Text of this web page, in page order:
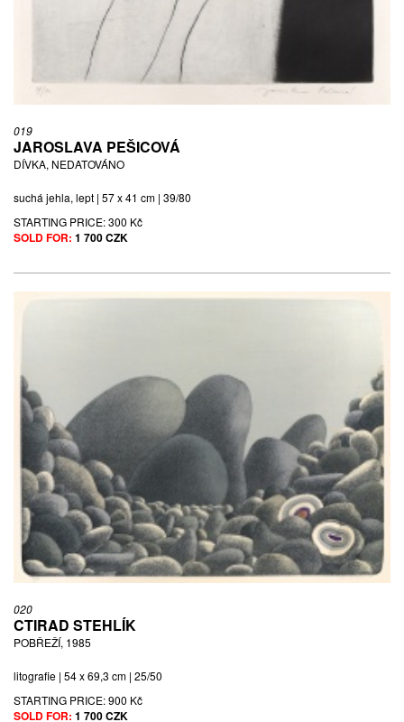
019
JAROSLAVA PEŠICOVÁ
DÍVKA, NEDATOVÁNO
suchá jehla, lept | 57 x 41 cm | 39/80
STARTING PRICE:300 Kč
SOLD FOR: 1 700 CZK
020
CTIRAD STEHLÍK
POBŘEŽÍ, 1985
litografie | 54 x 69,3 cm | 25/50
STARTING PRICE:900 Kč
SOLD FOR: 1 700 CZK